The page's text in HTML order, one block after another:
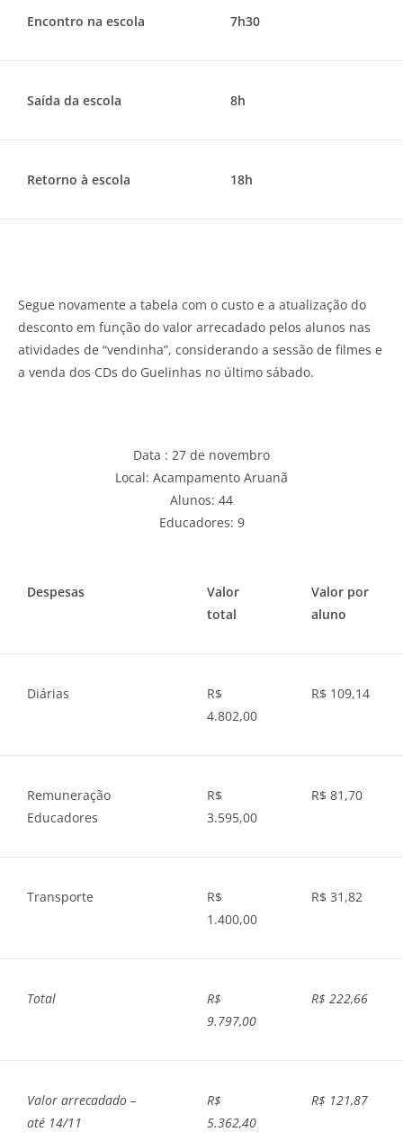
Encontro na escola 7h30
Saída da escola 8h
Retorno à escola 18h
Segue novamente a tabela com o custo e a atualização do
desconto em função do valor arrecadado pelos alunos nas
atividades de “vendinha”, considerando a sessão de filmes e
a venda dos CDs do Guelinhas no último sábado.
Data : 27 de novembro
Local: Acampamento Aruanã
Alunos: 44
Educadores: 9
Despesas
Valor
total
Valor por
aluno
Diárias
R$
4.802,00
R$ 109,14
Remuneração
Educadores
R$
3.595,00
R$ 81,70
Transporte
R$
1.400,00
R$ 31,82
Total
R$
9.797,00
R$ 222,66
Valor arrecadado –
até 14/11
R$
5.362,40
R$ 121,87